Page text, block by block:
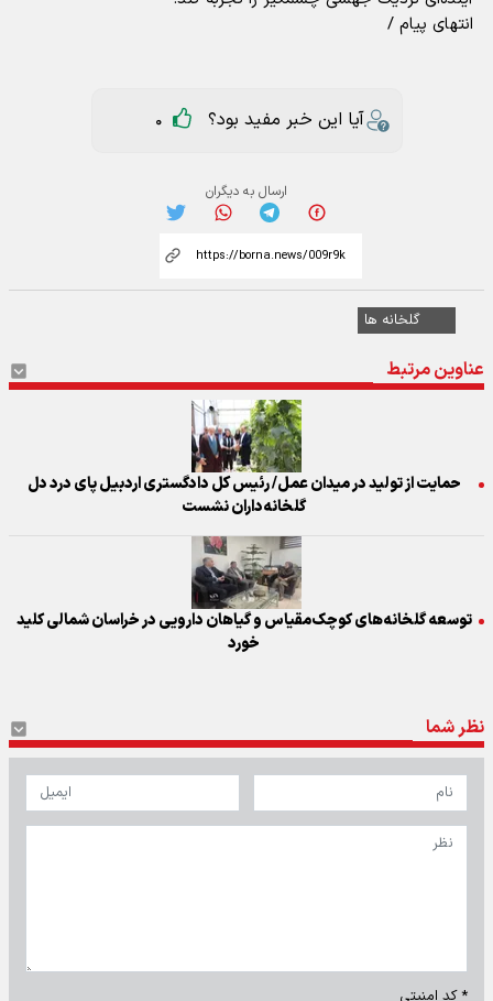
انتهای پیام /
آیا این خبر مفید بود؟ 0
ارسال به دیگران
گلخانه ها
عناوین مرتبط
حمایت از تولید در میدان عمل/ رئیس کل دادگستری اردبیل پای درد دل
گلخانه‌داران نشست
توسعه گلخانه‌های کوچک‌مقیاس و گیاهان دارویی در خراسان شمالی کلید
خورد
نظر شما
* کد امنیتی